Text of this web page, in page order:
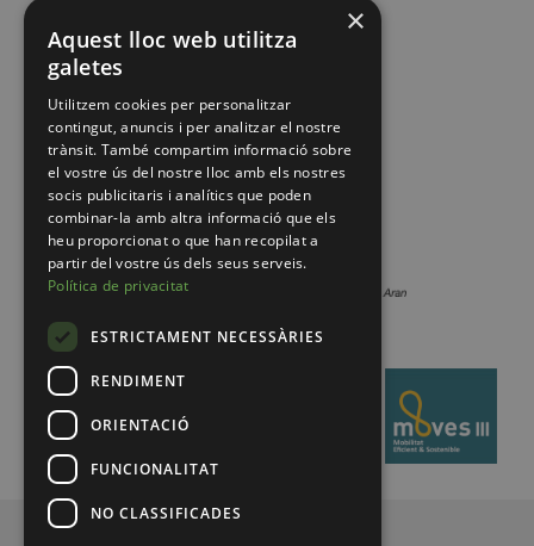
×
Aquest lloc web utilitza
galetes
Utilitzem cookies per personalitzar
contingut, anuncis i per analitzar el nostre
trànsit. També compartim informació sobre
el vostre ús del nostre lloc amb els nostres
socis publicitaris i analítics que poden
combinar-la amb altra informació que els
heu proporcionat o que han recopilat a
partir del vostre ús dels seus serveis.
Política de privacitat
ESTRICTAMENT NECESSÀRIES
RENDIMENT
ORIENTACIÓ
FUNCIONALITAT
NO CLASSIFICADES